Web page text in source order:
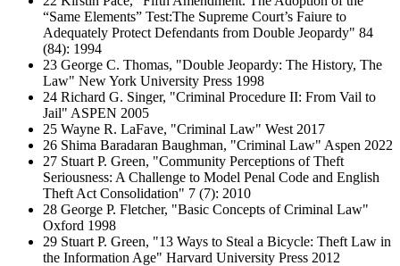
“Same Elements” Test:The Supreme Court’s Faiure to
Adequately Protect Defendants from Double Jeopardy" 84
(84): 1994
23 George C. Thomas, "Double Jeopardy: The History, The
Law" New York University Press 1998
24 Richard G. Singer, "Criminal Procedure II: From Vail to
Jail" ASPEN 2005
25 Wayne R. LaFave, "Criminal Law" West 2017
26 Shima Baradaran Baughman, "Criminal Law" Aspen 2022
27 Stuart P. Green, "Community Perceptions of Theft
Seriousness: A Challenge to Model Penal Code and English
Theft Act Consolidation" 7 (7): 2010
28 George P. Fletcher, "Basic Concepts of Criminal Law"
Oxford 1998
29 Stuart P. Green, "13 Ways to Steal a Bicycle: Theft Law in
the Information Age" Harvard University Press 2012